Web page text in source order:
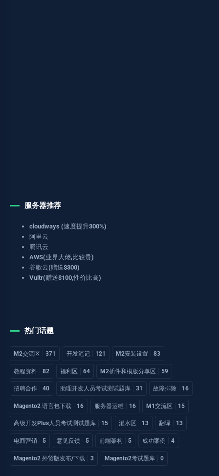
服务器推荐
cloudways (速度提升300%)
阿里云
腾讯云
AWS(业界大佬,比较贵)
谷歌云(赠送$300)
Vultr(赠送$100,性价比高)
热门话题
M2交流区 371 开发笔记 121 M2安装设置 83
教程资料 82 福利区 64 M2插件和模版分享区 59
招聘合作 40 助理开发人员考试测试题库 31 故障排除 16
Magento2 语言包下载 16 服务器运维 16 M1交流区 15
高级开发Plus人员考试测试题库 15 灌水区 13 翻译 13
电商营销 5 意见反馈 5 前端架构 5 成功案例 4
Magento2 外贸版发布/下载 3 Magento2考试题库 0